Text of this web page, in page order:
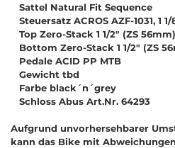
Sattel Natural Fit Sequence
Steuersatz ACROS AZF-1031, 1
Top Zero-Stack 1 1/2" (ZS
Bottom Zero-Stack 1 1/2" (ZS
Pedale ACID PP MTB
Gewicht tbd
Farbe black´n´grey
Schloss Abus Art.Nr. 64293
Aufgrund unvorhersehbarer
kann das Bike mit